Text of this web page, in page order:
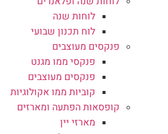
לוחות שנה
לוח תכנון שבועי
פנקסים מעוצבים
פנקסי ממו מגנט
פנקסים מעוצבים
קוביות ממו אקולוגיות
קופסאות הפתעה ומארזים
מארזי יין